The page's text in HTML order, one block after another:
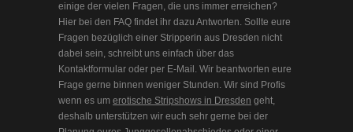
einige der vielen Fragen, die uns immer erreichen?
Hier bei den FAQ findet ihr dazu Antworten. Sollte eure
Fragen bezüglich einer Stripperin aus Dresden nicht
dabei sein, schreibt uns einfach über das
Kontaktformular oder per E-Mail. Wir beantworten eure
Frage gerne binnen weniger Stunden. Wir sind Profis
wenn es um erotische Stripshows in Dresden geht,
deshalb unterstützen wir euch sehr gerne bei der